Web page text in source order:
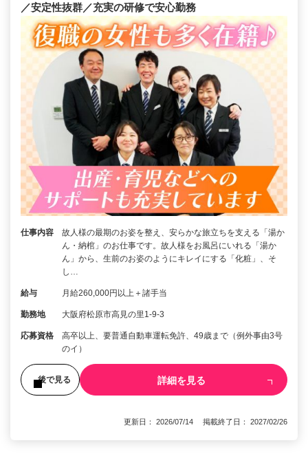
／安定性抜群／充実の研修で安心勤務
仕事内容
故人様の最期のお姿を整え、安らかな旅立ちを支える「湯か
ん・納棺」のお仕事です。故人様をお風呂にいれる「湯か
ん」から、生前のお姿のようにキレイにする「化粧」、そ
し…
給与 月給260,000円以上＋諸手当
勤務地 大阪府松原市高見の里1-9-3
応募資格
高卒以上、要普通自動車運転免許、49歳まで（例外事由3号
のイ）
後で見る 詳細を見る
更新日： 2026/07/14 掲載終了日： 2027/02/26